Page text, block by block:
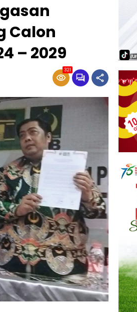
Calon
– 2029
321